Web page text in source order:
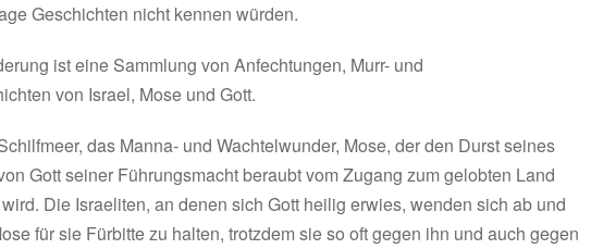
Geschichten nicht kennen würden.
ist eine Sammlung von Anfechtungen, Murr- und
von Israel, Mose und Gott.
das Manna- und Wachtelwunder, Mose, der den Durst seines
Gott seiner Führungsmacht beraubt vom Zugang zum gelobten Land
Die Israeliten, an denen sich Gott heilig erwies, wenden sich ab und
für sie Fürbitte zu halten, trotzdem sie so oft gegen ihn und auch gegen